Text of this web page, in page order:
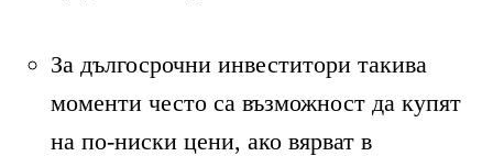
За дългосрочни инвеститори такива
моменти често са възможност да купят
на по-ниски цени, ако вярват в